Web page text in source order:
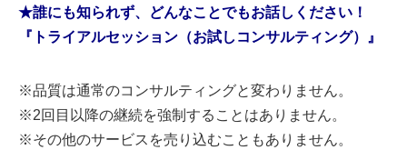
★誰にも知られず、どんなことでもお話しください！
『トライアルセッション（お試しコンサルティング）』
※品質は通常のコンサルティングと変わりません。
※2回目以降の継続を強制することはありません。
※その他のサービスを売り込むこともありません。